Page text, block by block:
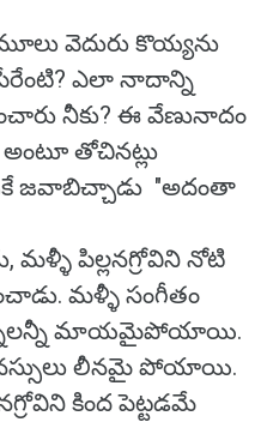
వెదురు కొయ్యను
ఎలా నాదాన్ని
నీకు? ఈ వేణునాదం
తోచినట్లు
ఒకే జవాబిచ్చాడు "అదంతా
మళ్ళీ పిల్లనగ్రోవిని నోటి
మళ్ళీ సంగీతం
ప్రశ్నలన్నీ మాయమైపోయాయి.
లీనమై పోయాయి.
కింద పెట్టడమే